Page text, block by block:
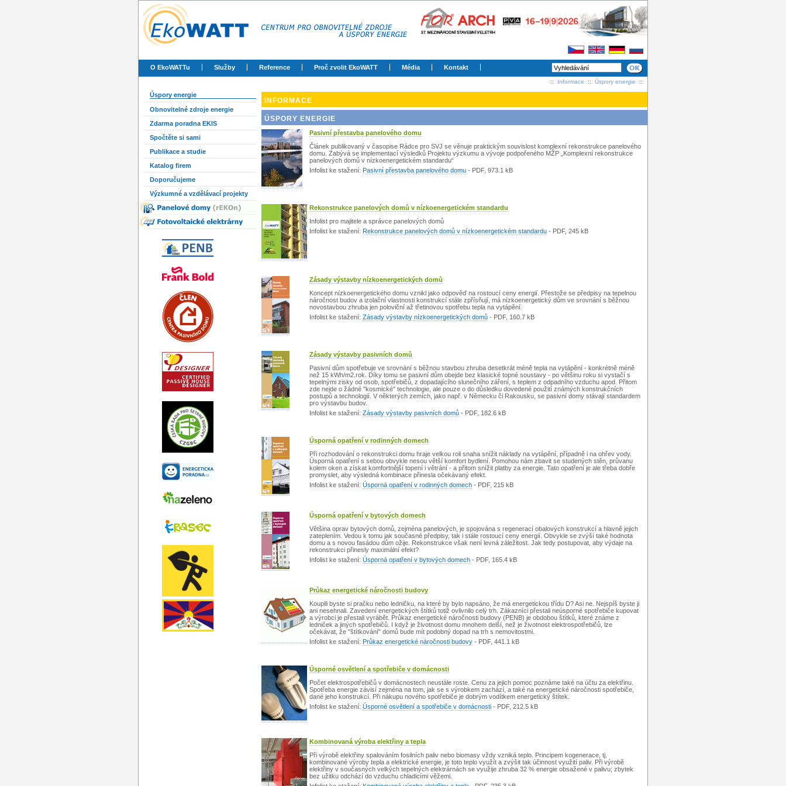
O EkoWATTu Služby Reference Proč zvolit EkoWATT Média Kontakt
:: Informace :: Úspory energie ::
Úspory energie
Obnovitelné zdroje energie
Zdarma poradna EKIS
Spočtěte si sami
Publikace a studie
Katalog firem
Doporučujeme
Výzkumné a vzdělávací projekty
INFORMACE
ÚSPORY ENERGIE
Pasivní přestavba panelového domu
Článek publikovaný v časopise Rádce pro SVJ se věnuje praktickým souvislost komplexní rekonstrukce panelového
domu. Zabývá se implementací výsledků Projektu výzkumu a vývoje podpořeného MŽP „Komplexní rekonstrukce
panelových domů v nízkoenergetickém standardu“
Infolist ke stažení: Pasivní přestavba panelového domu - PDF, 973.1 kB
Rekonstrukce panelových domů v nízkoenergetickém standardu
Infolist pro majitele a správce panelových domů
Infolist ke stažení: Rekonstrukce panelových domů v nízkoenergetickém standardu - PDF, 245 kB
Zásady výstavby nízkoenergetických domů
Koncept nízkoenergetického domu vznikl jako odpověď na rostoucí ceny energií. Přestože se předpisy na tepelnou
náročnost budov a izolační vlastnosti konstrukcí stále zpřísňují, má nízkoenergetický dům ve srovnání s běžnou
novostavbou zhruba jen poloviční až třetinovou spotřebu tepla na vytápění.
Infolist ke stažení: Zásady výstavby nízkoenergetických domů - PDF, 160.7 kB
Zásady výstavby pasivních domů
Pasivní dům spotřebuje ve srovnání s běžnou stavbou zhruba desetkrát méně tepla na vytápění - konkrétně méně
než 15 kWh/m2.rok. Díky tomu se pasivní dům obejde bez klasické topné soustavy - po většinu roku si vystačí s
tepelnými zisky od osob, spotřebičů, z dopadajícího slunečního záření, s teplem z odpadního vzduchu apod. Přitom
zde nejde o žádné "kosmické" technologie, ale pouze o do důsledku dovedené použití známých konstrukčních
postupů a technologií. V některých zemích, jako např. v Německu či Rakousku, se pasivní domy stávají standardem
pro výstavbu budov.
Infolist ke stažení: Zásady výstavby pasivních domů - PDF, 182.6 kB
Úsporná opatření v rodinných domech
Při rozhodování o rekonstrukci domu hraje velkou roli snaha snížit náklady na vytápění, případně i na ohřev vody.
Úsporná opatření s sebou obvykle nesou větší komfort bydlení. Pomohou nám zbavit se studených stěn, průvanu
kolem oken a získat komfortnější topení i větrání - a přitom snížit platby za energie. Tato opatření je ale třeba dobře
promyslet, aby výsledná kombinace přinesla očekávaný efekt.
Infolist ke stažení: Úsporná opatření v rodinných domech - PDF, 215 kB
Úsporná opatření v bytových domech
Většina oprav bytových domů, zejména panelových, je spojována s regenerací obalových konstrukcí a hlavně jejich
zateplením. Vedou k tomu jak současné předpisy, tak i stále rostoucí ceny energií. Obvykle se zvýší také hodnota
domu a s novou fasádou dům ožije. Rekonstrukce však není levná záležitost. Jak tedy postupovat, aby výdaje na
rekonstrukci přinesly maximální efekt?
Infolist ke stažení: Úsporná opatření v bytových domech - PDF, 165.4 kB
Průkaz energetické náročnosti budovy
Koupili byste si pračku nebo ledničku, na které by bylo napsáno, že má energetickou třídu D? Asi ne. Nejspíš byste ji
ani nesehnali. Zavedení energetických štítků totiž ovlivnilo celý trh. Zákazníci přestali neúsporné spotřebiče kupovat
a výrobci je přestali vyrábět. Průkaz energetické náročnosti budovy (PENB) je obdobou štítků, které známe z
ledniček a jiných spotřebičů. I když je životnost domu mnohem delší, než je životnost elektrospotřebičů, lze
očekávat, že "štítkování" domů bude mít podobný dopad na trh s nemovitostmi.
Infolist ke stažení: Průkaz energetické náročnosti budovy - PDF, 441.1 kB
Úsporné osvětlení a spotřebiče v domácnosti
Počet elektrospotřebičů v domácnostech neustále roste. Cenu za jejich pomoc poznáme také na účtu za elektřinu.
Spotřeba energie závisí zejména na tom, jak se s výrobkem zachází, a také na energetické náročnosti spotřebiče,
dané jeho konstrukcí. Při nákupu nového spotřebiče je dobrým vodítkem energetický štítek.
Infolist ke stažení: Úsporné osvětlení a spotřebiče v domácnosti - PDF, 212.5 kB
Kombinovaná výroba elektřiny a tepla
Při výrobě elektřiny spalováním fosilních paliv nebo biomasy vždy vzniká teplo. Principem kogenerace, tj.
kombinované výroby tepla a elektrické energie, je toto teplo využít a zvýšit tak účinnost využití paliv. Při výrobě
elektřiny v současných velkých tepelných elektrárnách se využije zhruba 32 % energie obsažené v palivu; zbytek
bez užitku odchází do vzduchu chladicími věžemi.